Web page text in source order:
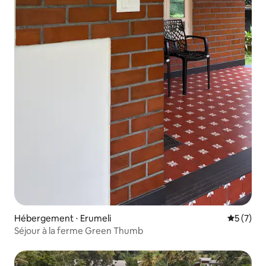
Hébergement ⋅ Erumeli
5 (7)
Séjour à la ferme Green Thumb